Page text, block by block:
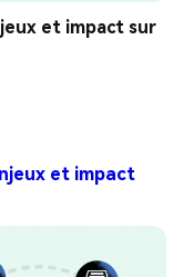
et impact sur
et impact